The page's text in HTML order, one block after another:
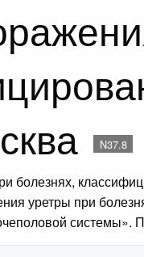
N37.8
болезнях,
уретры при
системы».